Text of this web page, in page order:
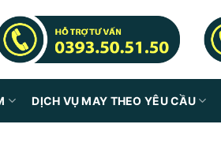
DỊCH VỤ MAY THEO YÊU CẦU